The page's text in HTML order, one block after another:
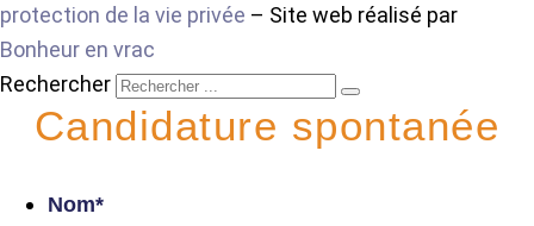
protection de la vie privée – Site web réalisé par
Bonheur en vrac
Rechercher
Candidature spontanée
Nom*